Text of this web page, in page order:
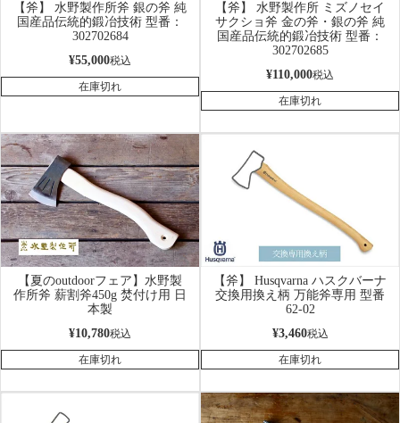
【斧】 水野製作所斧 銀の斧 純
国産品伝統的鍛冶技術 型番：
302702684
¥55,000税込
在庫切れ
【斧】 水野製作所 ミズノセイ
サクショ斧 金の斧・銀の斧 純
国産品伝統的鍛冶技術 型番：
302702685
¥110,000税込
在庫切れ
【夏のoutdoorフェア】水野製
作所斧 薪割斧450g 焚付け用 日
本製
¥10,780税込
在庫切れ
【斧】 Husqvarna ハスクバーナ
交換用換え柄 万能斧専用 型番
62-02
¥3,460税込
在庫切れ